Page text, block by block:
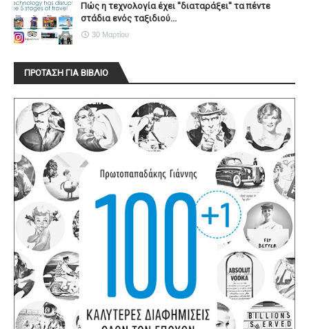
Πώς η τεχνολογία έχει ''διαταράξει'' τα πέντε
στάδια ενός ταξιδιού...
30 Μαρτίου
ΠΡΟΤΑΣΗ ΓΙΑ ΒΙΒΛΙΟ